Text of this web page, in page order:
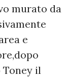
murato da
e
Toney il